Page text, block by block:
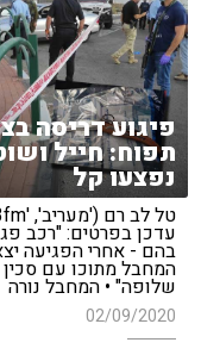
פיגוע דריסה
תפוח: חייל
נפצעו קל
עדכן בפרטים: "רכב
בהם - אחרי הפגיעה
המחבל מתוכו עם סכין
שלופה" • המחבל נורה
02/09/2020